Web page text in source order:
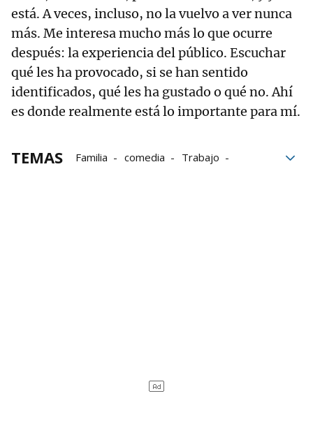
está. A veces, incluso, no la vuelvo a ver nunca
más. Me interesa mucho más lo que ocurre
después: la experiencia del público. Escuchar
qué les ha provocado, si se han sentido
identificados, qué les ha gustado o qué no. Ahí
es donde realmente está lo importante para mí.
TEMAS Familia comedia
Trabajo